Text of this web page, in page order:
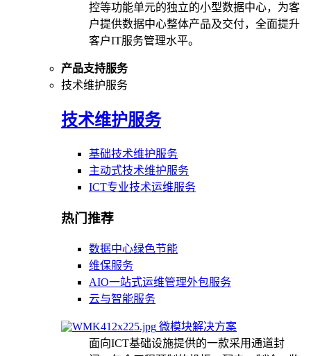
控等功能单元的独立的小型数据中心，为客
户提供数据中心整体产品及交付，全面提升
客户IT服务管理水平。
产品支持服务
技术维护服务
技术维护服务
基础技术维护服务
主动式技术维护服务
ICT专业技术运维服务
热门推荐
数据中心绿色节能
维保服务
AIO一站式运维管理外包服务
云与智能服务
微模块解决方案
面向ICT基础设施提供的一款采用通道封